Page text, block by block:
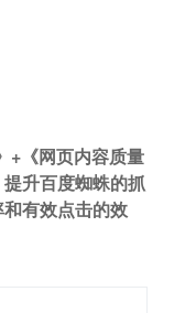
+《网页内容质量
升百度蜘蛛的抓
有效点击的效